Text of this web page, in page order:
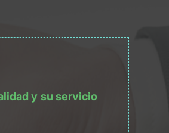
y su servicio